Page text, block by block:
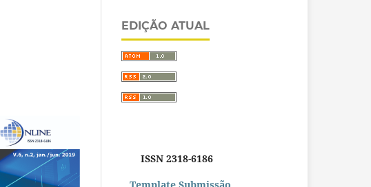
EDIÇÃO ATUAL
ISSN 2318-6186